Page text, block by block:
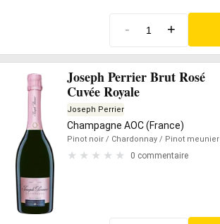
- +
Joseph Perrier Brut Rosé
Cuvée Royale
Joseph Perrier
Champagne AOC (France)
Pinot noir / Chardonnay / Pinot meunier
0 commentaire